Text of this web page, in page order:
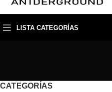
LISTA CATEGORÍAS
CATEGORÍAS